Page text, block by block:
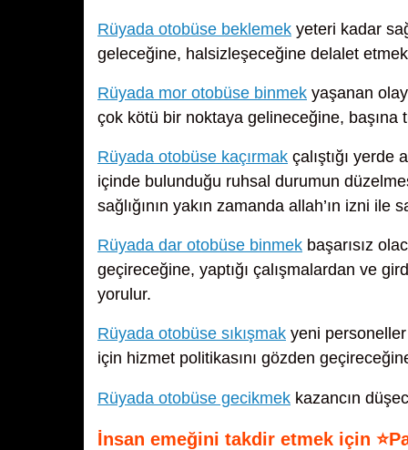
Rüyada otobüse beklemek yeteri kadar
geleceğine, halsizleşeceğine delalet
Rüyada mor otobüse binmek yaşanan
çok kötü bir noktaya gelineceğine,
Rüyada otobüse kaçırmak çalıştığı
içinde bulunduğu ruhsal durumun
sağlığının yakın zamanda allah’ın izni
Rüyada dar otobüse binmek başarısız
geçireceğine, yaptığı çalışmalardan ve
yorulur.
Rüyada otobüse sıkışmak yeni
için hizmet politikasını gözden
Rüyada otobüse gecikmek kazancın
İnsan emeğini takdir etmek için